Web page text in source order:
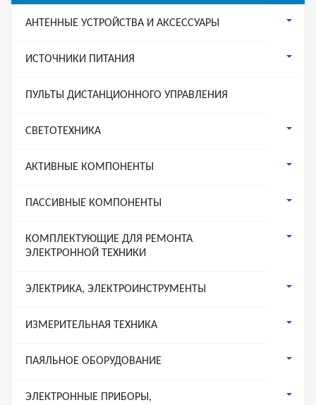
АНТЕННЫЕ УСТРОЙСТВА И АКСЕССУАРЫ
ИСТОЧНИКИ ПИТАНИЯ
ПУЛЬТЫ ДИСТАНЦИОННОГО УПРАВЛЕНИЯ
СВЕТОТЕХНИКА
АКТИВНЫЕ КОМПОНЕНТЫ
ПАССИВНЫЕ КОМПОНЕНТЫ
КОМПЛЕКТУЮЩИЕ ДЛЯ РЕМОНТА
ЭЛЕКТРОННОЙ ТЕХНИКИ
ЭЛЕКТРИКА, ЭЛЕКТРОИНСТРУМЕНТЫ
ИЗМЕРИТЕЛЬНАЯ ТЕХНИКА
ПАЯЛЬНОЕ ОБОРУДОВАНИЕ
ЭЛЕКТРОННЫЕ ПРИБОРЫ,